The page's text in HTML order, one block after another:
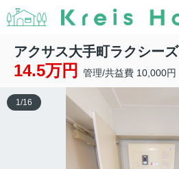
アクサス大手町ラクシーズ
14.5万円 管理/共益費 10,000円
1/16